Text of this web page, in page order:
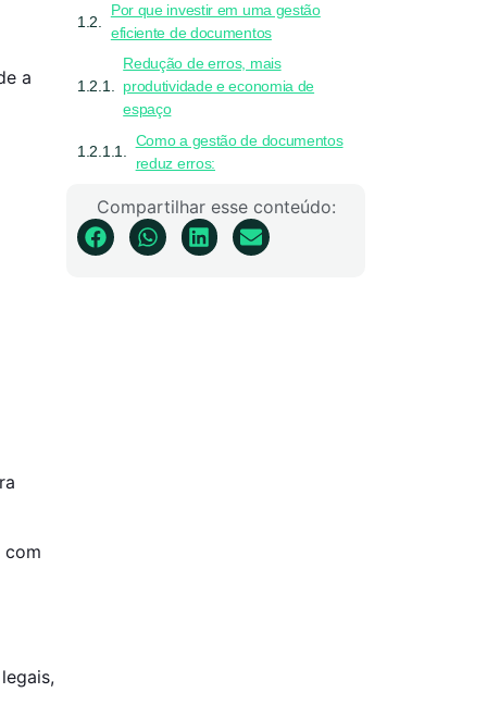
a
com
Por que investir em uma gestão
eficiente de documentos
Redução de erros, mais
produtividade e economia de
espaço
Como a gestão de documentos
reduz erros:
Rastreabilidade e conformidade
legal
Compartilhar esse conteúdo: